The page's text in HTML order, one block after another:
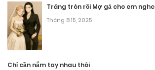
Trăng tròn rồi Mợ gả cho em nghe
Tháng 8 15, 2025
Chỉ cần nắm tay nhau thôi